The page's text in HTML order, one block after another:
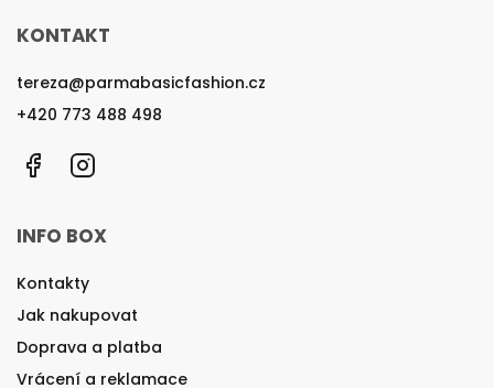
KONTAKT
tereza@parmabasicfashion.cz
+420 773 488 498
Facebook
INFO BOX
Kontakty
Jak nakupovat
Doprava a platba
Vrácení a reklamace